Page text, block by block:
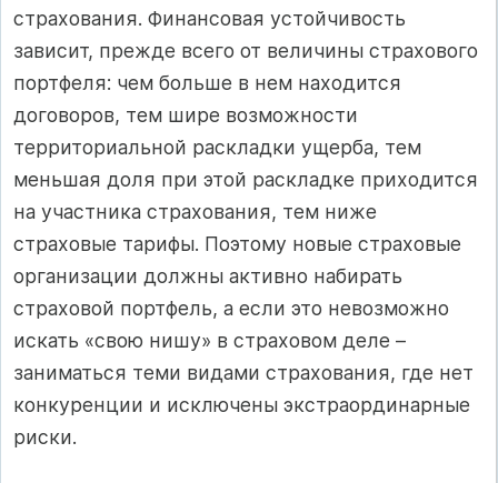
страхования. Финансовая устойчивость
зависит, прежде всего от величины страхового
портфеля: чем больше в нем находится
договоров, тем шире возможности
территориальной раскладки ущерба, тем
меньшая доля при этой раскладке приходится
на участника страхования, тем ниже
страховые тарифы. Поэтому новые страховые
организации должны активно набирать
страховой портфель, а если это невозможно
искать «свою нишу» в страховом деле –
заниматься теми видами страхования, где нет
конкуренции и исключены экстраординарные
риски.